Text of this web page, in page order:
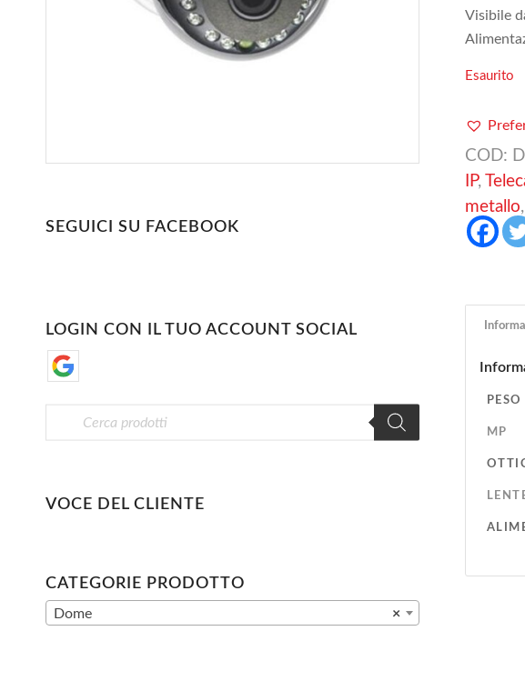
SEGUICI SU FACEBOOK
LOGIN CON IL TUO ACCOUNT SOCIAL
VOCE DEL CLIENTE
CATEGORIE PRODOTTO
×
Dome
Visibile
Esaurito
COD:
IP,
metallo,
PESO
MP